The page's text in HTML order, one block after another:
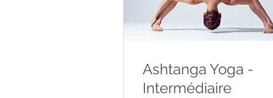
Ashtanga Yoga -
Intermédiaire